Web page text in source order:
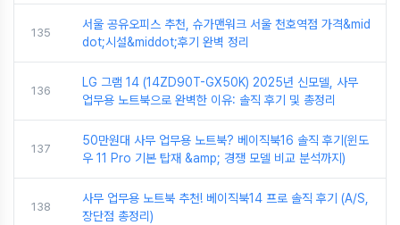
135
서울 공유오피스 추천, 슈가맨워크 서울 천호역점 가격&mid
dot;시설&middot;후기 완벽 정리
136
LG 그램 14 (14ZD90T-GX50K) 2025년 신모델, 사무
업무용 노트북으로 완벽한 이유: 솔직 후기 및 총정리
137
50만원대 사무 업무용 노트북? 베이직북16 솔직 후기(윈도
우 11 Pro 기본 탑재 &amp; 경쟁 모델 비교 분석까지)
138
사무 업무용 노트북 추천! 베이직북14 프로 솔직 후기 (A/S,
장단점 총정리)